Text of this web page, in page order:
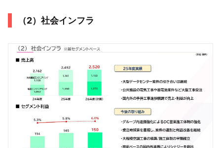
（2）社会インフラ